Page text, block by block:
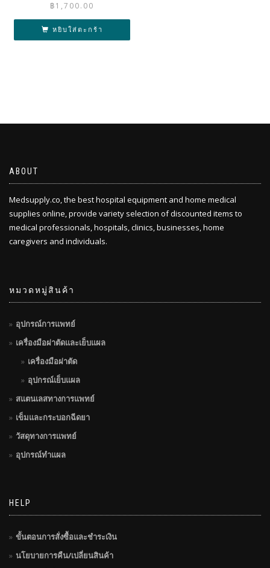
฿1,700.00
หยิบใส่ตะกร้า
ABOUT
Medsupply.co, the best hospital equipment and home medical
supplies online, provide variety selection of discounted items to
medical professionals, hospitals, clinics, businesses, home
caregivers and individuals.
หมวดหมู่สินค้า
อุปกรณ์การแพทย์
เครื่องมือผ่าตัดและเย็บแผล
เครื่องมือผ่าตัด
อุปกรณ์เย็บแผล
สแตนเลสทางการแพทย์
เข็มและกระบอกฉีดยา
วัสดุทางการแพทย์
อุปกรณ์ทำแผล
HELP
ขั้นตอนการสั่งซื้อและชำระเงิน
นโยบายการคืน/เปลี่ยนสินค้า